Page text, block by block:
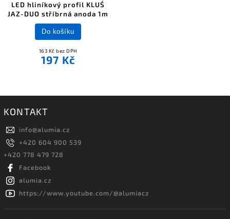
LED hliníkový profil KLUŚ
JAZ-DUO stříbrná anoda 1m
163 Kč bez DPH
197 Kč
Do košíku
KONTAKT
info@alumia.cz
+420 604 900 539
+420 778 479 728
Facebook
alumia.cz
https://www.youtube.com/@alumiacz